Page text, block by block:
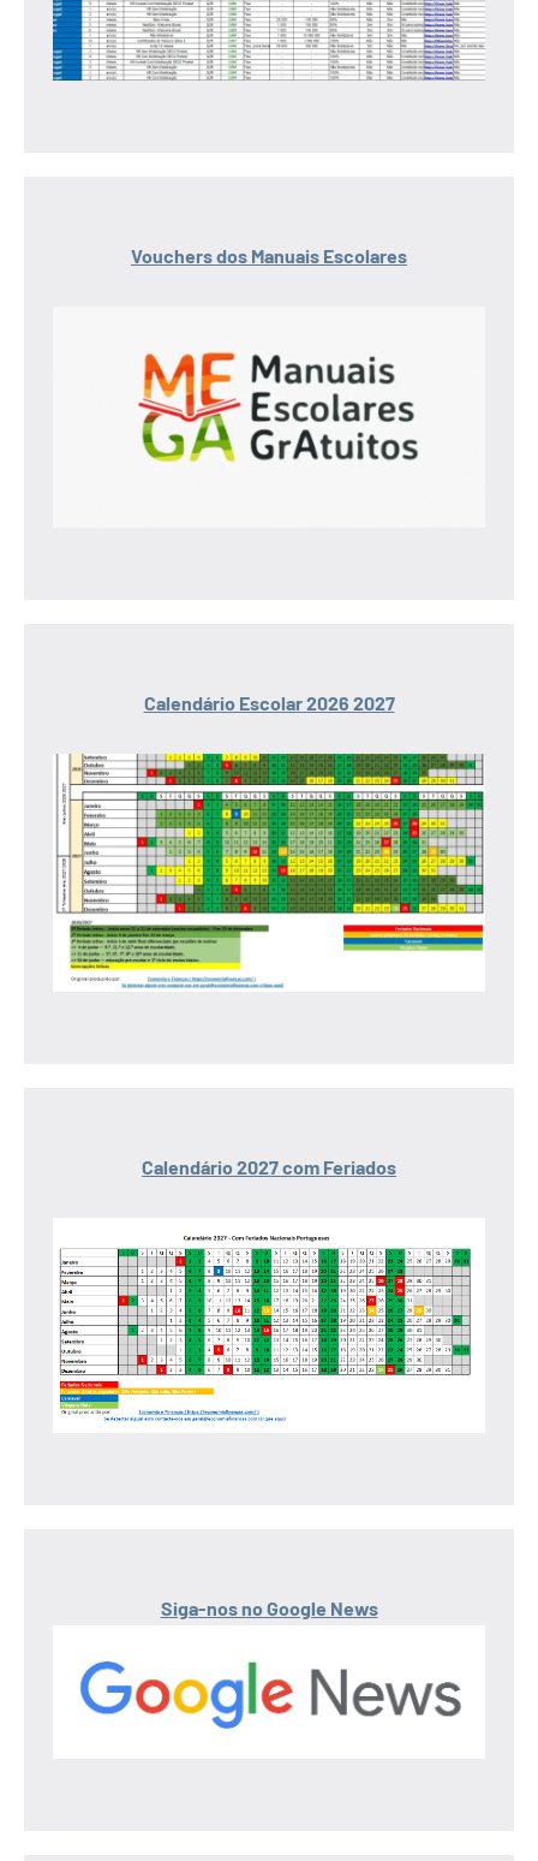
Vouchers dos Manuais Escolares
Calendário Escolar 2026 2027
Calendário 2027 com Feriados
Siga-nos no Google News